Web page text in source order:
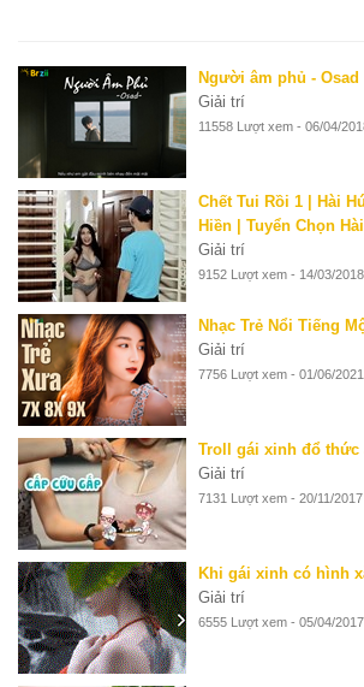
Người âm phủ - Osad
Giải trí
11558 Lượt xem - 06/04/
Chết Tui Rồi 1 | Hài
Hiền | Tuyển Chọn
Giải trí
9152 Lượt xem - 14/03/2018
Nhạc Trẻ Nổi Tiếng
Giải trí
7756 Lượt xem - 01/06/2021
Troll gái xinh đổ thức
Giải trí
7131 Lượt xem - 20/11/2017
Khi gái xinh có hình
Giải trí
6555 Lượt xem - 05/04/2017